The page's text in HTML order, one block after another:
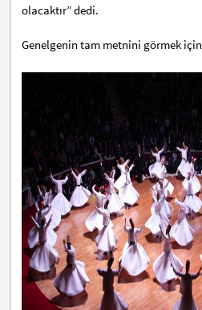
olacaktır” dedi.
Genelgenin tam metnini görmek için